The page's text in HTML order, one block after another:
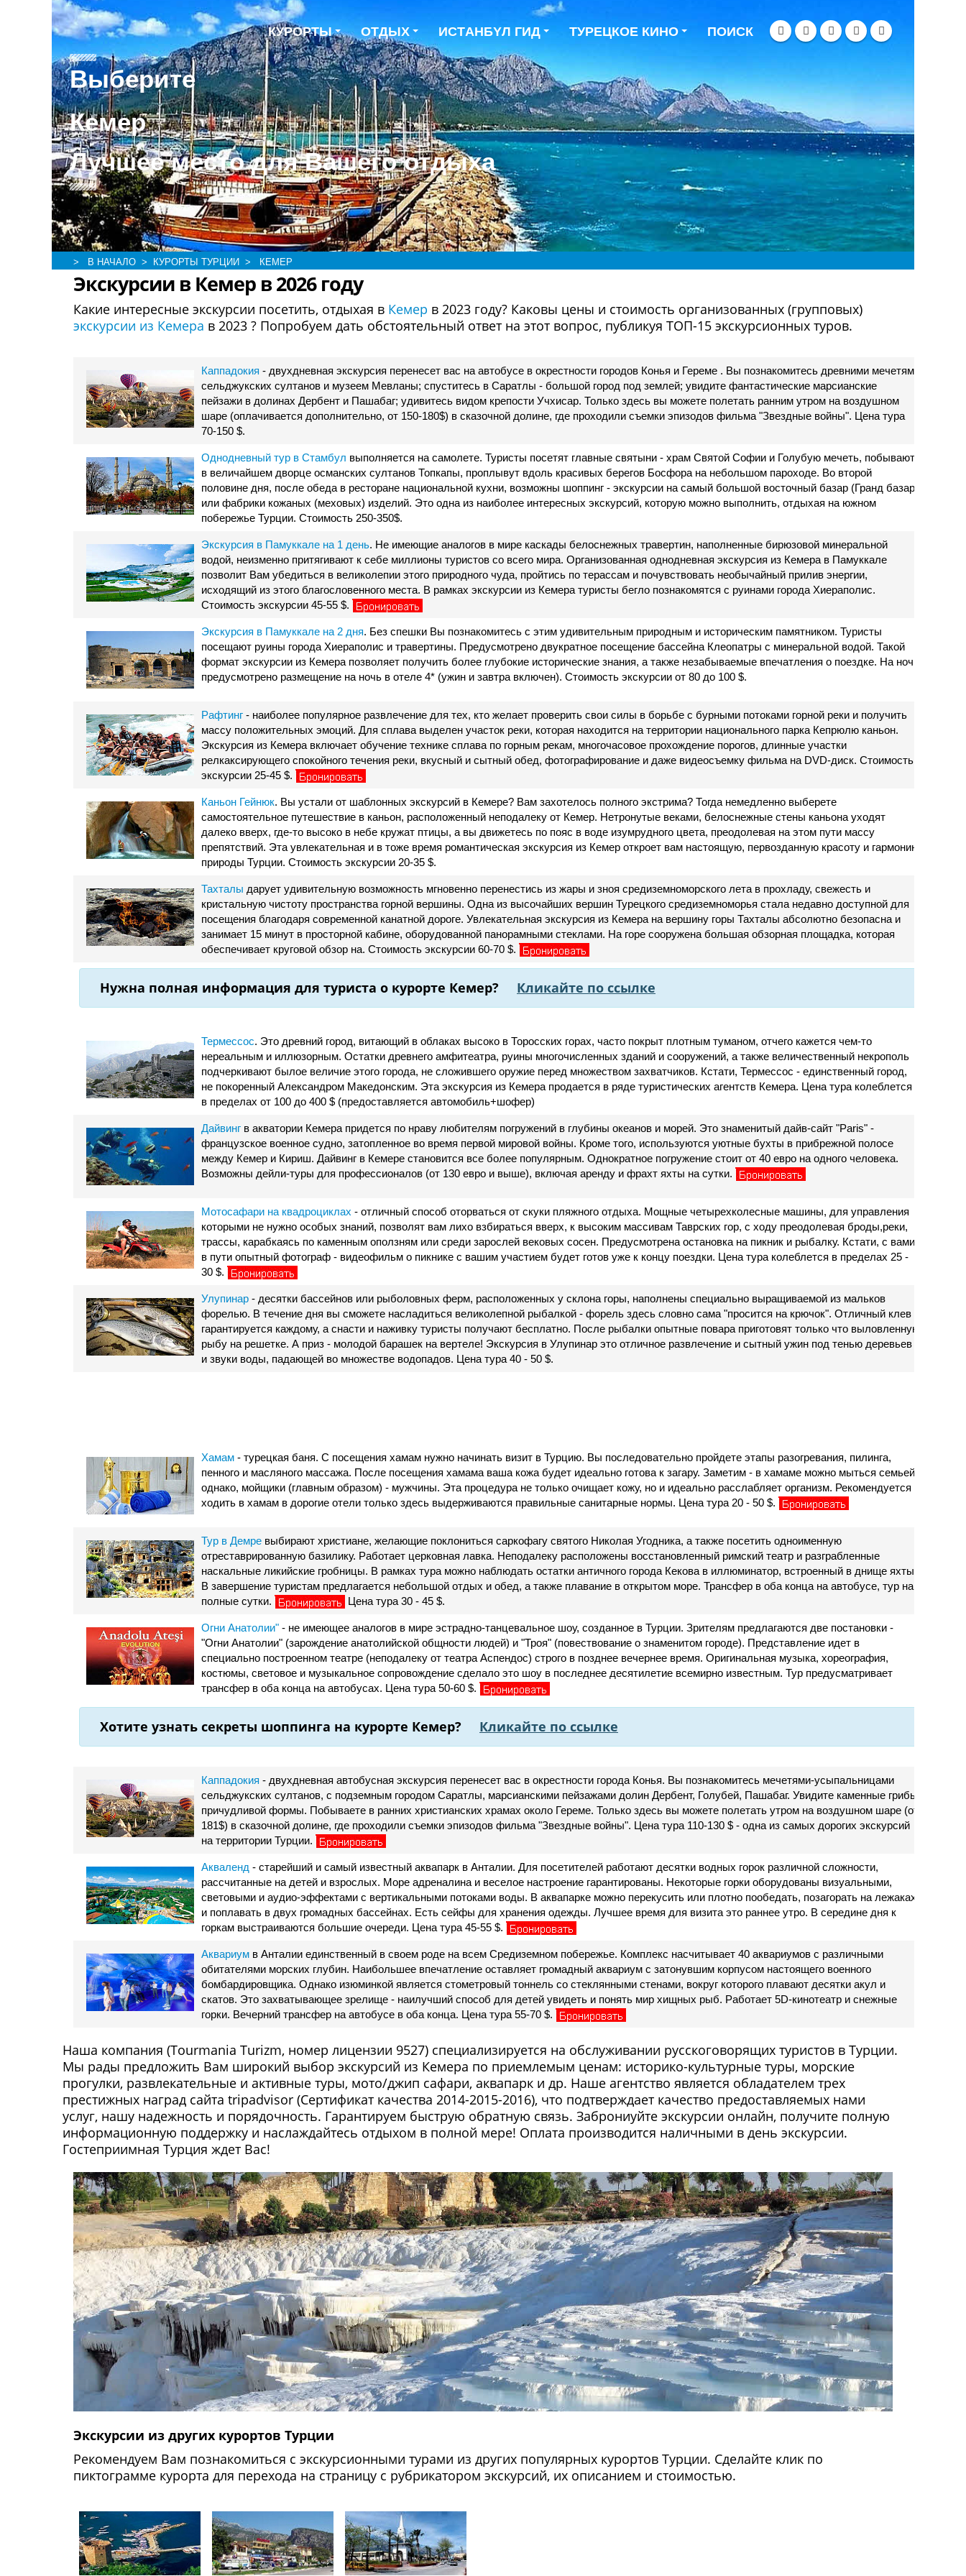
КУРОРТЫ ОТДЫХ ИCТAНБYЛ ГИД ТУРЕЦКОЕ КИНО ПОИСК
Выберите
Кемер
Лучшее место для Вашего отдыха
> В НАЧАЛО > КУРОРТЫ ТУРЦИИ > КЕМЕР
Экскурсии в Кемер в 2026 году
Какие интересные экскурсии посетить, отдыхая в Кемер в 2023 году? Каковы цены и стоимость организованных (групповых)
экскурсии из Кемера в 2023 ? Попробуем дать обстоятельный ответ на этот вопрос, публикуя ТОП-15 экскурсионных туров.
Каппадокия - двухдневная экскурсия перенесет вас на автобусе в окрестности городов Конья и Гереме . Вы познакомитесь древними мечетями
сельджукских султанов и музеем Мевланы; спуститесь в Саратлы - большой город под землей; увидите фантастические марсианские
пейзажи в долинах Дербент и Пашабаг; удивитесь видом крепости Учхисар. Только здесь вы можете полетать ранним утром на воздушном
шаре (оплачивается дополнительно, от 150-180$) в сказочной долине, где проходили съемки эпизодов фильма "Звездные войны". Цена тура
70-150 $.
Однодневный тур в Стамбул выполняется на самолете. Туристы посетят главные святыни - храм Святой Софии и Голубую мечеть, побывают
в величайшем дворце османских султанов Топкапы, проплывут вдоль красивых берегов Босфора на небольшом пароходе. Во второй
половине дня, после обеда в ресторане национальной кухни, возможны шоппинг - экскурсии на самый большой восточный базар (Гранд базар)
или фабрики кожаных (меховых) изделий. Это одна из наиболее интересных экскурсий, которую можно выполнить, отдыхая на южном
побережье Турции. Стоимость 250-350$.
Экскурсия в Памуккале на 1 день. Не имеющие аналогов в мире каскады белоснежных травертин, наполненные бирюзовой минеральной
водой, неизменно притягивают к себе миллионы туристов со всего мира. Организованная однодневная экскурсия из Кемера в Памуккале
позволит Вам убедиться в великолепии этого природного чуда, пройтись по терассам и почувствовать необычайный прилив энергии,
исходящий из этого благословенного места. В рамках экскурсии из Кемера туристы бегло познакомятся с руинами города Хиераполис.
Стоимость экскурсии 45-55 $.
Экскурсия в Памуккале на 2 дня. Без спешки Вы познакомитесь с этим удивительным природным и историческим памятником. Туристы
посещают руины города Хиераполис и травертины. Предусмотрено двукратное посещение бассейна Клеопатры с минеральной водой. Такой
формат экскурсии из Кемера позволяет получить более глубокие исторические знания, а также незабываемые впечатления о поездке. На ночь
предусмотрено размещение на ночь в отеле 4* (ужин и завтра включен). Стоимость экскурсии от 80 до 100 $.
Рафтинг - наиболее популярное развлечение для тех, кто желает проверить свои силы в борьбе с бурными потоками горной реки и получить
массу положительных эмоций. Для сплава выделен участок реки, которая находится на территории национального парка Кепрюлю каньон.
Экскурсия из Кемера включает обучение технике сплава по горным рекам, многочасовое прохождение порогов, длинные участки
релкаксирующего спокойного течения реки, вкусный и сытный обед, фотографирование и даже видеосъемку фильма на DVD-диск. Стоимость
экскурсии 25-45 $.
Каньон Гейнюк. Вы устали от шаблонных экскурсий в Кемере? Вам захотелось полного экстрима? Тогда немедленно выберете
самостоятельное путешествие в каньон, расположенный неподалеку от Кемер. Нетронутые веками, белоснежные стены каньона уходят
далеко вверх, где-то высоко в небе кружат птицы, а вы движетесь по пояс в воде изумрудного цвета, преодолевая на этом пути массу
препятствий. Эта увлекательная и в тоже время романтическая экскурсия из Кемер откроет вам настоящую, первозданную красоту и гармонию
природы Турции. Стоимость экскурсии 20-35 $.
Тахталы дарует удивительную возможность мгновенно перенестись из жары и зноя средиземноморского лета в прохладу, свежесть и
кристальную чистоту пространства горной вершины. Одна из высочайших вершин Турецкого средиземноморья стала недавно доступной для
посещения благодаря современной канатной дороге. Увлекательная экскурсия из Кемера на вершину горы Тахталы абсолютно безопасна и
занимает 15 минут в просторной кабине, оборудованной панорамными стеклами. На горе сооружена большая обзорная площадка, которая
обеспечивает круговой обзор на. Стоимость экскурсии 60-70 $.
Нужна полная информация для туриста о курорте Кемер? Кликайте по ссылке
Термессос. Это древний город, витающий в облаках высоко в Торосских горах, часто покрыт плотным туманом, отчего кажется чем-то
нереальным и иллюзорным. Остатки древнего амфитеатра, руины многочисленных зданий и сооружений, а также величественный некрополь
подчеркивают былое величие этого города, не сложившего оружие перед множеством захватчиков. Кстати, Термессос - единственный город,
не покоренный Александром Македонским. Эта экскурсия из Кемера продается в ряде туристических агентств Кемера. Цена тура колеблется
в пределах от 100 до 400 $ (предоставляется автомобиль+шофер)
Дайвинг в акватории Кемера придется по нраву любителям погружений в глубины океанов и морей. Это знаменитый дайв-сайт "Paris" -
французcкое военное судно, затопленное во время первой мировой войны. Кроме того, используются уютные бухты в прибрежной полосе
между Кемер и Кириш. Дайвинг в Кемере становится все более популярным. Однократное погружение стоит от 40 евро на одного человека.
Возможны дейли-туры для профессионалов (от 130 евро и выше), включая аренду и фрахт яхты на сутки.
Мотосафари на квадроциклах - отличный способ оторваться от скуки пляжного отдыха. Мощные четырехколесные машины, для управления
которыми не нужно особых знаний, позволят вам лихо взбираться вверх, к высоким массивам Таврских гор, с ходу преодолевая броды,реки,
трассы, карабкаясь по каменным оползням или среди зарослей вековых сосен. Предусмотрена остановка на пикник и рыбалку. Кстати, с вами
в пути опытный фотограф - видеофильм о пикнике с вашим участием будет готов уже к концу поездки. Цена тура колеблется в пределах 25 -
30 $.
Улупинар - десятки бассейнов или рыболовных ферм, расположенных у склона горы, наполнены специально выращиваемой из мальков
форелью. В течение дня вы сможете насладиться великолепной рыбалкой - форель здесь словно сама "просится на крючок". Отличный клев
гарантируется каждому, а снасти и наживку туристы получают бесплатно. После рыбалки опытные повара приготовят только что выловленную
рыбу на решетке. А приз - молодой барашек на вертеле! Экскурсия в Улупинар это отличное развлечение и сытный ужин под тенью деревьев
и звуки воды, падающей во множестве водопадов. Цена тура 40 - 50 $.
Хамам - турецкая баня. С посещения хамам нужно начинать визит в Турцию. Вы последовательно пройдете этапы разогревания, пилинга,
пенного и масляного массажа. После посещения хамама ваша кожа будет идеально готова к загару. Заметим - в хамаме можно мыться семьей,
однако, мойщики (главным образом) - мужчины. Эта процедура не только очищает кожу, но и идеально расслабляет организм. Рекомендуется
ходить в хамам в дорогие отели только здесь выдерживаются правильные санитарные нормы. Цена тура 20 - 50 $.
Тур в Демре выбирают христиане, желающие поклониться саркофагу святого Николая Угодника, а также посетить одноименную
отреставрированную базилику. Работает церковная лавка. Неподалеку расположены восстановленный римский театр и разграбленные
наскальные ликийские гробницы. В рамках тура можно наблюдать остатки античного города Кекова в иллюминатор, встроенный в днище яхты.
В завершение туристам предлагается небольшой отдых и обед, а также плавание в открытом море. Трансфер в оба конца на автобусе, тур на
полные сутки.
Цена тура 30 - 45 $.
Огни Анатолии" - не имеющее аналогов в мире эстрадно-танцевальное шоу, созданное в Турции. Зрителям предлагаются две постановки -
"Огни Анатолии" (зарождение анатолийской общности людей) и "Троя" (повествование о знаменитом городе). Представление идет в
специально построенном театре (неподалеку от театра Аспендос) строго в позднее вечернее время. Оригинальная музыка, хореография,
костюмы, световое и музыкальное сопровождение сделало это шоу в последнее десятилетие всемирно известным. Тур предусматривает
трансфер в оба конца на автобусах. Цена тура 50-60 $.
Хотите узнать секреты шоппинга на курорте Кемер? Кликайте по ссылке
Каппадокия - двухдневная автобусная экскурсия перенесет вас в окрестности города Конья. Вы познакомитесь мечетями-усыпальницами
сельджукских султанов, с подземным городом Саратлы, марсианскими пейзажами долин Дербент, Голубей, Пашабаг. Увидите каменные грибы
причудливой формы. Побываете в ранних христианских храмах около Гереме. Только здесь вы можете полетать утром на воздушном шаре (от
181$) в сказочной долине, где проходили съемки эпизодов фильма "Звездные войны". Цена тура 110-130 $ - одна из самых дорогих экскурсий
на территории Турции.
Акваленд - старейший и самый известный аквапарк в Анталии. Для посетителей работают десятки водных горок различной сложности,
рассчитанные на детей и взрослых. Море адреналина и веселое настроение гарантированы. Некоторые горки оборудованы визуальными,
световыми и аудио-эффектами с вертикальными потоками воды. В аквапарке можно перекусить или плотно пообедать, позагорать на лежаках
и поплавать в двух громадных бассейнах. Есть сейфы для хранения одежды. Лучшее время для визита это раннее утро. В середине дня к
горкам выстраиваются большие очереди. Цена тура 45-55 $.
Аквариум в Анталии единственный в своем роде на всем Средиземном побережье. Комплекс насчитывает 40 аквариумов с различными
обитателями морских глубин. Наибольшее впечатление оставляет громадный аквариум с затонувшим корпусом настоящего военного
бомбардировщика. Однако изюминкой является стометровый тоннель со стеклянными стенами, вокруг которого плавают десятки акул и
скатов. Это захватывающее зрелище - наилучший способ для детей увидеть и понять мир хищных рыб. Работает 5D-кинотеатр и снежные
горки. Вечерний трансфер на автобусе в оба конца. Цена тура 55-70 $.
Наша компания (Tourmania Turizm, номер лицензии 9527) специализируется на обслуживании русскоговорящих туристов в Турции.
Мы рады предложить Вам широкий выбор экскурсий из Кемера по приемлемым ценам: историко-культурные туры, морские
прогулки, развлекательные и активные туры, мото/джип сафари, аквапарк и др. Наше агентство является обладателем трех
престижных наград сайта tripadvisor (Сертификат качества 2014-2015-2016), что подтверждает качество предоставляемых нами
услуг, нашу надежность и порядочность. Гарантируем быструю обратную связь. Заброниуйте экскурсии онлайн, получите полную
информационную поддержку и наслаждайтесь отдыхом в полной мере! Оплата производится наличными в день экскурсии.
Гостеприимная Турция ждет Вас!
Экскурсии в Кемере на русском языке
Забронируй сейчас, оплати позже
http://www.valanii.ru/ru/ekskursii-v-kemere/
Экскурсии из других курортов Турции
Рекомендуем Вам познакомиться с экскурсионными турами из других популярных курортов Турции. Сделайте клик по
пиктограмме курорта для перехода на страницу с рубрикатором экскурсий, их описанием и стоимостью.